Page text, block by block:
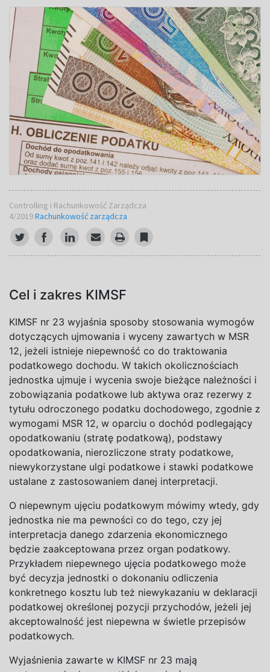
Controlling i Rachunkowość Zarządcza
4/2019Rachunkowość zarządcza
Cel i zakres KIMSF
KIMSF nr 23 wyjaśnia sposoby stosowania wymogów
dotyczących ujmowania i wyceny zawartych w MSR
12, jeżeli istnieje niepewność co do traktowania
podatkowego dochodu. W takich okolicznościach
jednostka ujmuje i wycenia swoje bieżące należności i
zobowiązania podatkowe lub aktywa oraz rezerwy z
tytułu odroczonego podatku dochodowego, zgodnie z
wymogami MSR 12, w oparciu o dochód podlegający
opodatkowaniu (stratę podatkową), podstawy
opodatkowania, nierozliczone straty podatkowe,
niewykorzystane ulgi podatkowe i stawki podatkowe
ustalane z zastosowaniem danej interpretacji.
O niepewnym ujęciu podatkowym mówimy wtedy, gdy
jednostka nie ma pewności co do tego, czy jej
interpretacja danego zdarzenia ekonomicznego
będzie zaakceptowana przez organ podatkowy.
Przykładem niepewnego ujęcia podatkowego może
być decyzja jednostki o dokonaniu odliczenia
konkretnego kosztu lub też niewykazaniu w deklaracji
podatkowej określonej pozycji przychodów, jeżeli jej
akceptowalność jest niepewna w świetle przepisów
podatkowych.
Wyjaśnienia zawarte w KIMSF nr 23 mają